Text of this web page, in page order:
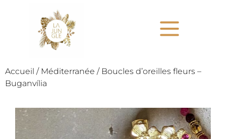
Accueil / Méditerranée / Boucles d’oreilles fleurs –
Buganvília